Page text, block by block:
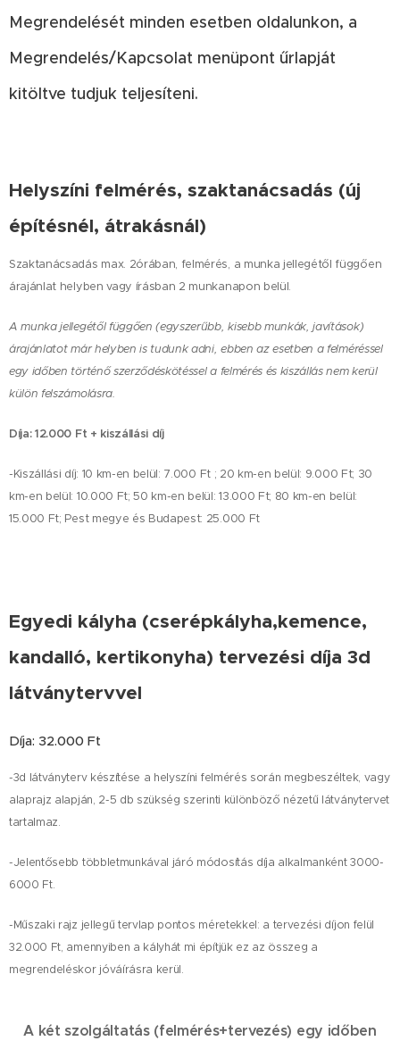
Megrendelését minden esetben oldalunkon, a
Megrendelés/Kapcsolat menüpont űrlapját
kitöltve tudjuk teljesíteni.
Helyszíni felmérés, szaktanácsadás (új
építésnél, átrakásnál)
Szaktanácsadás max. 2órában, felmérés, a munka jellegétől függően
árajánlat helyben vagy írásban 2 munkanapon belül.
A munka jellegétől függően (egyszerűbb, kisebb munkák, javítások)
árajánlatot már helyben is tudunk adni, ebben az esetben a felméréssel
egy időben történő szerződéskötéssel a felmérés és kiszállás nem kerül
külön felszámolásra.
Díja: 12.000 Ft + kiszállási díj
-Kiszállási díj: 10 km-en belül: 7.000 Ft ; 20 km-en belül: 9.000 Ft; 30
km-en belül: 10.000 Ft; 50 km-en belül: 13.000 Ft; 80 km-en belül:
15.000 Ft; Pest megye és Budapest: 25.000 Ft
Egyedi kályha (cserépkályha,kemence,
kandalló, kertikonyha) tervezési díja 3d
látványtervvel
Díja: 32.000 Ft
-3d látványterv készítése a helyszíni felmérés során megbeszéltek, vagy
alaprajz alapján, 2-5 db szükség szerinti különböző nézetű látványtervet
tartalmaz.
-Jelentősebb többletmunkával járó módosítás díja alkalmanként 3000-
6000 Ft.
-Műszaki rajz jellegű tervlap pontos méretekkel: a tervezési díjon felül
32.000 Ft, amennyiben a kályhát mi építjük ez az összeg a
megrendeléskor jóváírásra kerül.
A két szolgáltatás (felmérés+tervezés) egy időben